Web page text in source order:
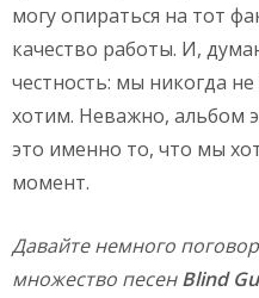
могу опираться на тот
качество работы. И,
честность: мы никогда
хотим. Неважно, альбом
это именно то, что мы
момент.
Давайте немного
множество песенBlind